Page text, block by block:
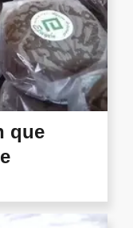
que